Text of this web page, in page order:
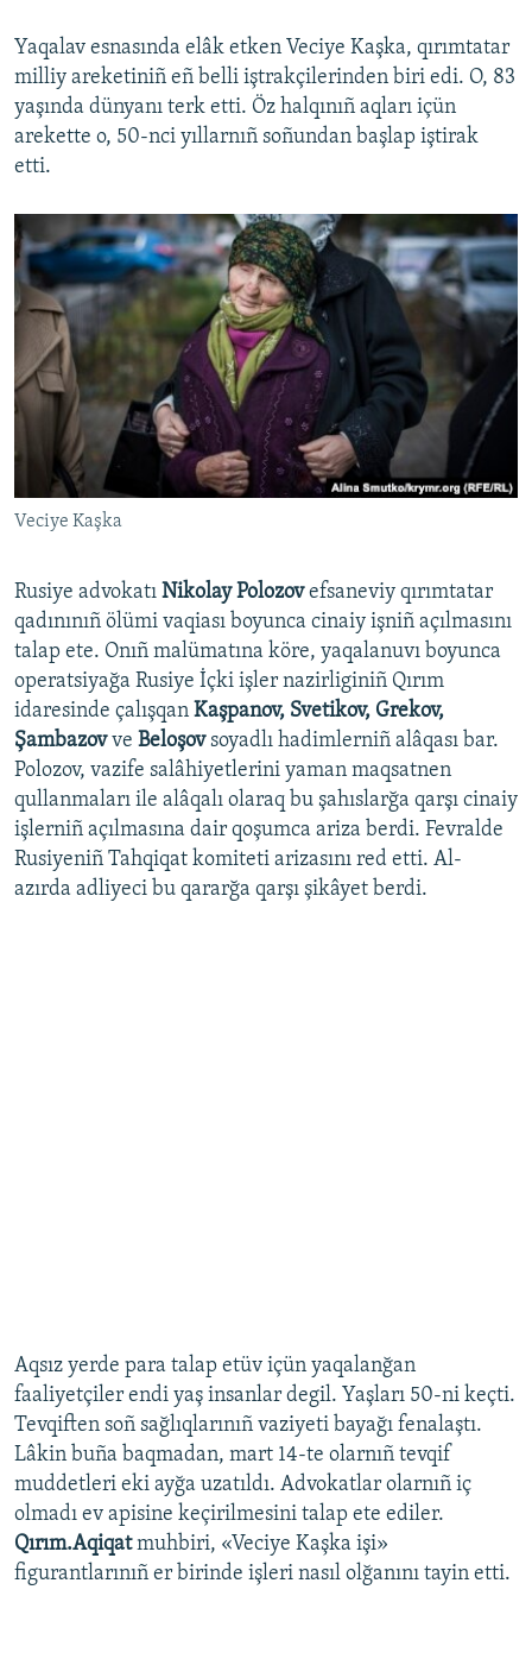
Yaqalav esnasında elâk etken Veciye Kaşka, qırımtatar
milliy areketiniñ eñ belli iştrakçilerinden biri edi. O, 83
yaşında dünyanı terk etti. Öz halqınıñ aqları içün
arekette o, 50-nci yıllarnıñ soñundan başlap iştirak
etti.
Veciye Kaşka
Rusiye advokatı Nikolay Polozovefsaneviy qırımtatar
qadınınıñ ölümi vaqiası boyunca cinaiy işniñ açılmasını
talap ete. Onıñ malümatına köre, yaqalanuvı boyunca
operatsiyağa Rusiye İçki işler nazirliginiñ Qırım
idaresinde çalışqan Kaşpanov, Svetikov, Grekov,
Şambazovve Beloşovsoyadlı hadimlerniñ alâqası bar.
Polozov, vazife salâhiyetlerini yaman maqsatnen
qullanmaları ile alâqalı olaraq bu şahıslarğa qarşı cinaiy
işlerniñ açılmasına dair qoşumca ariza berdi. Fevralde
Rusiyeniñ Tahqiqat komiteti arizasını red etti. Al-
azırda adliyeci bu qararğa qarşı şikâyet berdi.
Aqsız yerde para talap etüv içün yaqalanğan
faaliyetçiler endi yaş insanlar degil. Yaşları 50-ni keçti.
Tevqiften soñ sağlıqlarınıñ vaziyeti bayağı fenalaştı.
Lâkin buña baqmadan, mart 14-te olarnıñ tevqif
muddetleri eki ayğa uzatıldı. Advokatlar olarnıñ iç
olmadı ev apisine keçirilmesini talap ete ediler.
Qırım.Aqiqatmuhbiri, «Veciye Kaşka işi»
figurantlarınıñ er birinde işleri nasıl olğanını tayin etti.